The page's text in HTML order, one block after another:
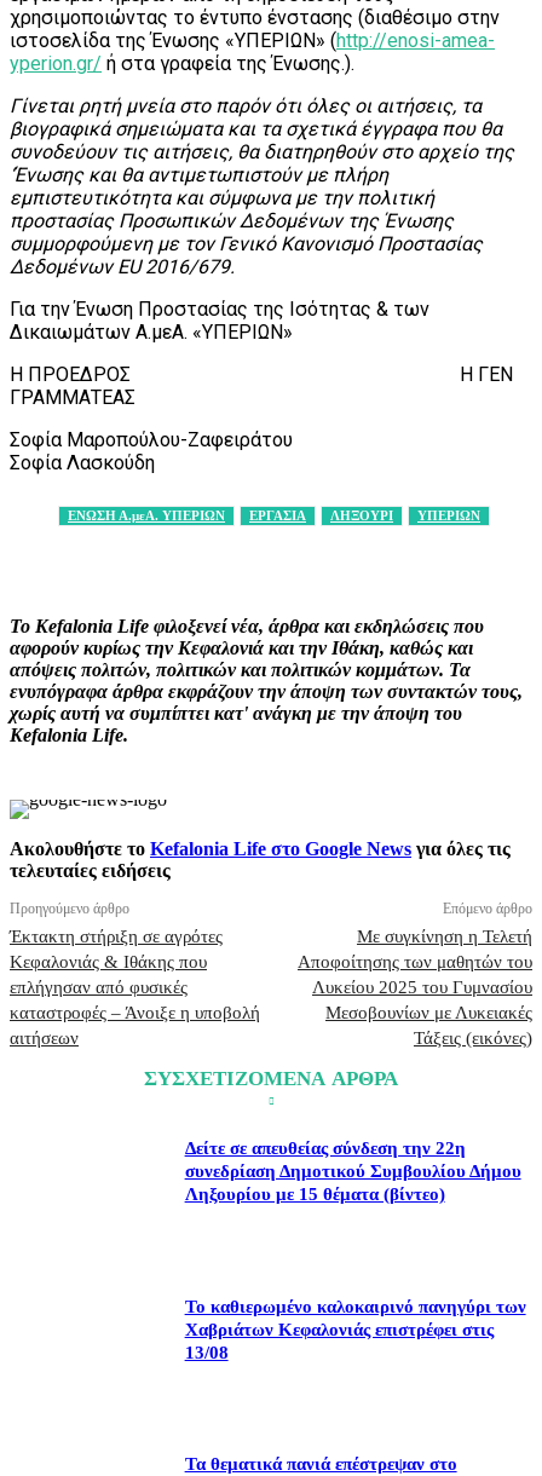
χρησιμοποιώντας το έντυπο ένστασης (διαθέσιμο στην
ιστοσελίδα της Ένωσης «ΥΠΕΡΙΩΝ» (http://enosi-amea-
yperion.gr/ ή στα γραφεία της Ένωσης.).
Γίνεται ρητή μνεία στο παρόν ότι όλες οι αιτήσεις, τα
βιογραφικά σημειώματα και τα σχετικά έγγραφα που θα
συνοδεύουν τις αιτήσεις, θα διατηρηθούν στο αρχείο της
‘Ένωσης και θα αντιμετωπιστούν με πλήρη
εμπιστευτικότητα και σύμφωνα με την πολιτική
προστασίας Προσωπικών Δεδομένων της Ένωσης
συμμορφούμενη με τον Γενικό Κανονισμό Προστασίας
ΔεδομένωνEU2016/679.
Για την Ένωση Προστασίας της Ισότητας & των
Δικαιωμάτων Α.μεΑ. «ΥΠΕΡΙΩΝ»
Η ΠΡΟΕΔΡΟΣ Η ΓΕΝ
ΓΡΑΜΜΑΤΕΑΣ
Σοφία Μαροπούλου-Ζαφειράτου
Σοφία Λασκούδη
ΕΝΩΣΗ Α.μεΑ. ΥΠΕΡΙΩΝ ΕΡΓΑΣΙΑ ΛΗΞΟΥΡΙ ΥΠΕΡΙΩΝ
Το Kefalonia Life φιλοξενεί νέα, άρθρα και εκδηλώσεις που
αφορούν κυρίως την Κεφαλονιά και την Ιθάκη, καθώς και
απόψεις πολιτών, πολιτικών και πολιτικών κομμάτων. Τα
ενυπόγραφα άρθρα εκφράζουν την άποψη των συντακτών τους,
χωρίς αυτή να συμπίπτει κατ' ανάγκη με την άποψη του
Kefalonia Life.
Ακολουθήστε το Kefalonia Life στο Google News για όλες τις
τελευταίες ειδήσεις
Προηγούμενο άρθρο
Έκτακτη στήριξη σε αγρότες
Κεφαλονιάς & Ιθάκης που
επλήγησαν από φυσικές
καταστροφές – Άνοιξε η υποβολή
αιτήσεων
Επόμενο άρθρο
Με συγκίνηση η Τελετή
Αποφοίτησης των μαθητών του
Λυκείου 2025 του Γυμνασίου
Μεσοβουνίων με Λυκειακές
Τάξεις (εικόνες)
ΣΥΣΧΕΤΙΖΟΜΕΝΑ ΑΡΘΡΑ
Δείτε σε απευθείας σύνδεση την 22η
συνεδρίαση Δημοτικού Συμβουλίου Δήμου
Ληξουρίου με 15 θέματα (βίντεο)
Το καθιερωμένο καλοκαιρινό πανηγύρι των
Χαβριάτων Κεφαλονιάς επιστρέφει στις
13/08
Τα θεματικά πανιά επέστρεψαν στο